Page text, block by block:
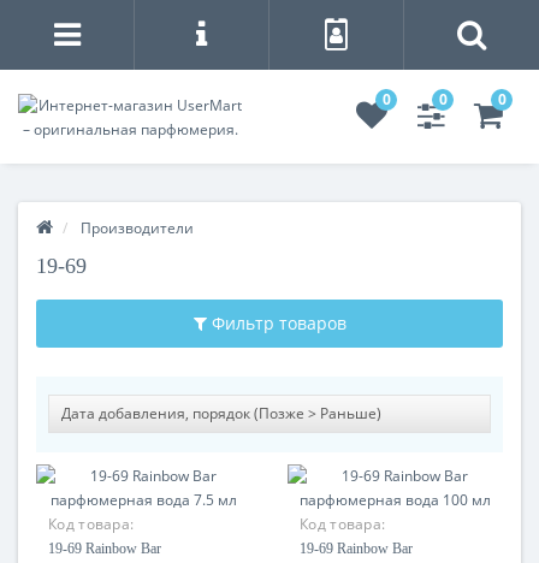
0 0 0
Производители
19-69
Фильтр товаров
Код товара:
19-69 Rainbow Bar
Код товара:
19-69 Rainbow Bar